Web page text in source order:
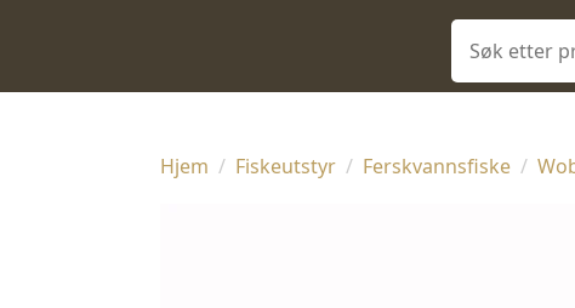
Søk
Hjem Fiskeutstyr Ferskvannsfiske